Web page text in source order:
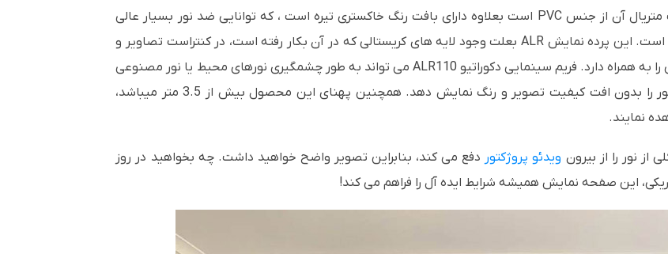
محصول Black Crystal با زاویه دید 140 درجه و بافت متریال آن از جنس PVC است بعلاوه دارای بافت رنگ خاکستری تیره است ، که توانایی ضد نور بسیار عالی
دارد، زیرا از پوششی با مواد خاص ضد نور ساخته شده است. این پرده نمایش ALR بعلت وجود لایه های کریستالی که در آن بکار رفته است، در کنتراست تصاویر و
افزایش روشنایی بسیار عملکرد مطلوب و رضایت بخشی را به همراه دارد. فریم سینمایی دکوراتیو ALR110 می تواند به طور چشمگیری نورهای محیط یا نور مصنوعی
اتاق را جذب کند و نورهای تولید شده از ویدئو پروژکتور را بدون افت کیفیت تصویر و رنگ نمایش دهد. همچنین پهنای این محصول بیش از 3.5 متر میباشد،
نمایند.
ویدئو پروژکتور دفع می کند، بنابراین تصویر واضح خواهید داشت. چه بخواهید در روز
این صفحه نمایش همیشه شرایط ایده آل را فراهم می کند!